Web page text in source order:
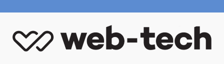
content